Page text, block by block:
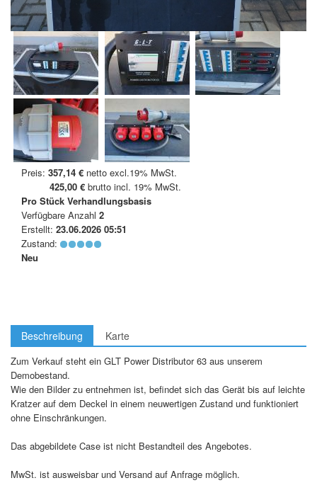
Preis: 357,14 € netto excl.19% MwSt.
425,00 € brutto incl. 19% MwSt.
Pro Stück Verhandlungsbasis
Verfügbare Anzahl 2
Erstellt: 23.06.2026 05:51
Zustand:
Neu
Beschreibung Karte
Zum Verkauf steht ein GLT Power Distributor 63 aus unserem
Demobestand.
Wie den Bilder zu entnehmen ist, befindet sich das Gerät bis auf leichte
Kratzer auf dem Deckel in einem neuwertigen Zustand und funktioniert
ohne Einschränkungen.
Das abgebildete Case ist nicht Bestandteil des Angebotes.
MwSt. ist ausweisbar und Versand auf Anfrage möglich.